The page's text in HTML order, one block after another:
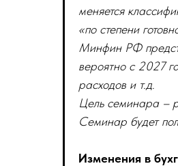
меняется
«по степени
Минфин РФ
вероятно с 2027
расходов и т.д.
Цель семинара –
Семинар будет
Изменения в